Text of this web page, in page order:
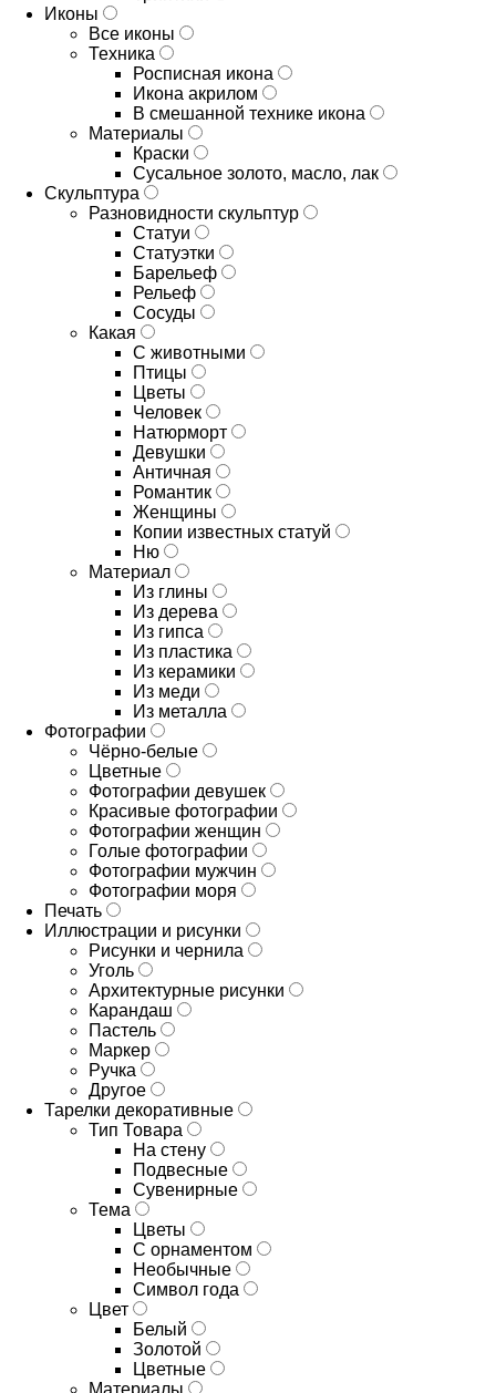
Иконы
Все иконы
Техника
Росписная икона
Икона акрилом
В смешанной технике икона
Материалы
Краски
Сусальное золото, масло, лак
Скульптура
Разновидности скульптур
Статуи
Статуэтки
Барельеф
Рельеф
Сосуды
Какая
С животными
Птицы
Цветы
Человек
Натюрморт
Девушки
Античная
Романтик
Женщины
Копии известных статуй
Ню
Материал
Из глины
Из дерева
Из гипса
Из пластика
Из керамики
Из меди
Из металла
Фотографии
Чёрно-белые
Цветные
Фотографии девушек
Красивые фотографии
Фотографии женщин
Голые фотографии
Фотографии мужчин
Фотографии моря
Печать
Иллюстрации и рисунки
Рисунки и чернила
Уголь
Архитектурные рисунки
Карандаш
Пастель
Маркер
Ручка
Другое
Тарелки декоративные
Тип Товара
На стену
Подвесные
Сувенирные
Тема
Цветы
С орнаментом
Необычные
Символ года
Цвет
Белый
Золотой
Цветные
Материалы